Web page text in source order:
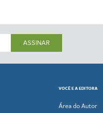
ASSINAR
VOCÊ E A EDITORA
Área do Autor